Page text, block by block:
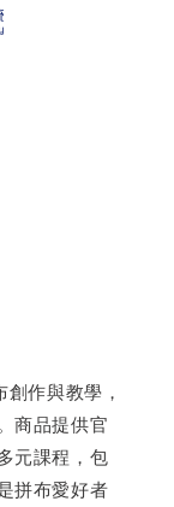
作與教學，
商品提供官
元課程，包
拼布愛好者